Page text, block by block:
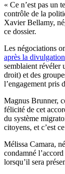
« Ce n’est pas un
contrôle de la
Xavier Bellamy,
ce dossier.
Les négociations
après la divulgation
semblaient révéler
droit) et des
l’engagement pris
Magnus Brunner,
félicité de cet
du système
citoyens, et c’est
Mélissa Camara,
condamné
lorsqu’il sera